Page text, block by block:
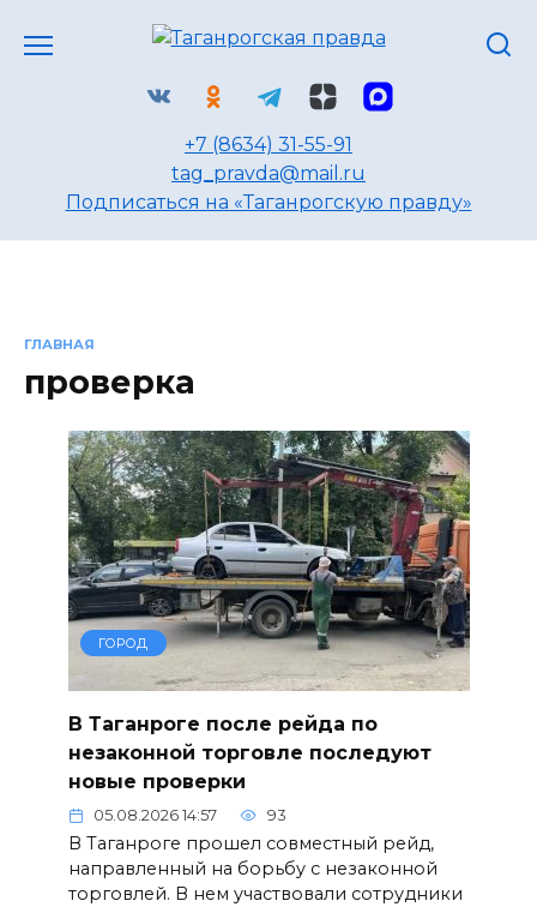
+7 (8634) 31-55-91
tag_pravda@mail.ru
Подписаться на «Таганрогскую правду»
ГЛАВНАЯ
проверка
ГОРОД
В Таганроге после рейда по
незаконной торговле последуют
новые проверки
05.08.2026 14:57 93
В Таганроге прошел совместный рейд,
направленный на борьбу с незаконной
торговлей. В нем участвовали сотрудники